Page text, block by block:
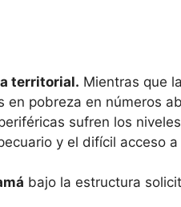
territorial. Mientras que
en pobreza en números
sufren los
y el difícil acceso
bajo la estructura